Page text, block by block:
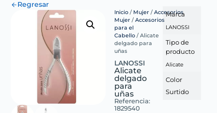
Regresar
Inicio / Mujer /Accesorios
Mujer /Accesorios
para el
Cabello / Alicate
delgado para
uñas
LANOSSI
Alicate
delgado
para
uñas
Referencia:
1829540
Marca
LANOSSI
Tipo de
producto
Alicate
Color
Surtido